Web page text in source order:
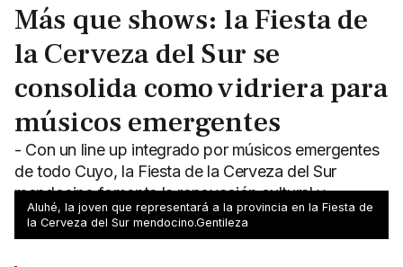
Más que shows: la Fiesta de
la Cerveza del Sur se
consolida como vidriera para
músicos emergentes
- Con un line up integrado por músicos emergentes
de todo Cuyo, la Fiesta de la Cerveza del Sur
mendocino fomenta la renovación cultural y
acompaña el desarrollo artístico local.
Aluhé, la joven que representará a la provincia en la Fiesta de
la Cerveza del Sur mendocino.Gentileza